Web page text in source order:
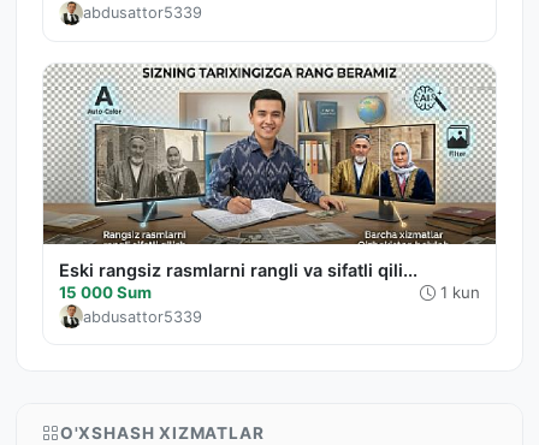
abdusattor5339
Eski rangsiz rasmlarni rangli va sifatli qili...
15 000 Sum 1 kun
abdusattor5339
O'XSHASH XIZMATLAR